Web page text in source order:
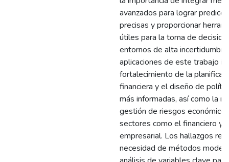
avanzados para lograr
precisas y proporcionar
útiles para la toma de
entornos de alta
aplicaciones de este trabajo
fortalecimiento de la
financiera y el diseño de
más informadas, así como la
gestión de riesgos
sectores como el financiero y
empresarial. Los hallazgos
necesidad de métodos